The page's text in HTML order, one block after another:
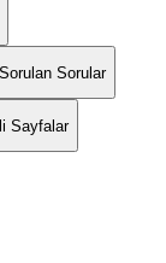
Sorular
Sayfalar